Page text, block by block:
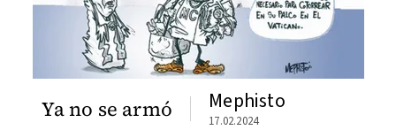
Ya no se armó Mephisto
17.02.2024